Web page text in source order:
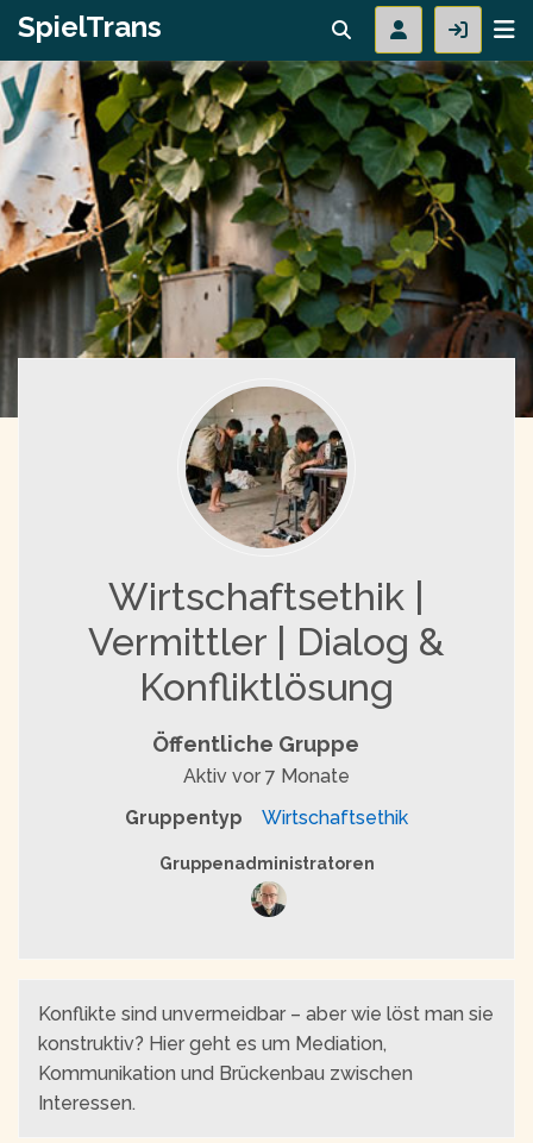
SpielTrans
Wirtschaftsethik |
Vermittler | Dialog &
Konfliktlösung
Öffentliche Gruppe
Aktiv vor 7 Monate
Gruppentyp
Wirtschaftsethik
Gruppenführung
Gruppenadministratoren
Konflikte sind unvermeidbar – aber wie löst man sie
konstruktiv? Hier geht es um Mediation,
Kommunikation und Brückenbau zwischen
Interessen.